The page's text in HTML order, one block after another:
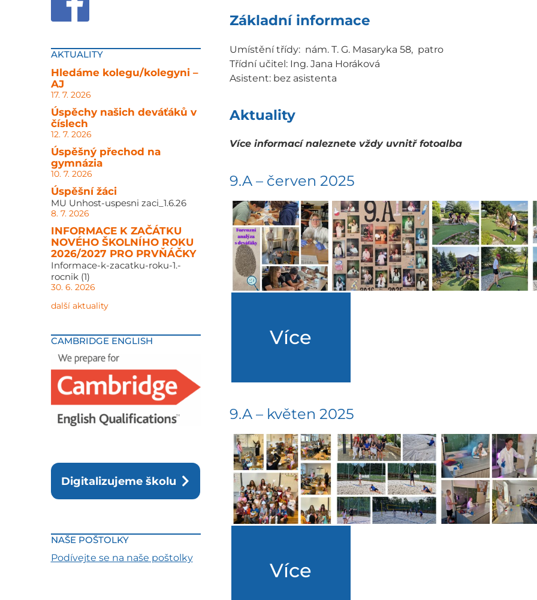
AKTUALITY
Hledáme kolegu/kolegyni –
AJ
17. 7. 2026
Úspěchy našich deváťáků v
číslech
12. 7. 2026
Úspěšný přechod na
gymnázia
10. 7. 2026
Úspěšní žáci
MU Unhost-uspesni zaci_1.6.26
8. 7. 2026
INFORMACE K ZAČÁTKU
NOVÉHO ŠKOLNÍHO ROKU
2026/2027 PRO PRVŇÁČKY
Informace-k-zacatku-roku-1.-
rocnik (1)
30. 6. 2026
další aktuality
CAMBRIDGE ENGLISH
Digitalizujeme školu
NAŠE POŠTOLKY
Podívejte se na naše poštolky
Základní informace
Umístění třídy: nám. T. G. Masaryka 58, patro
Třídní učitel: Ing. Jana Horáková
Asistent: bez asistenta
Aktuality
Více informací naleznete vždy uvnitř fotoalba
9.A – červen 2025
Více
9.A – květen 2025
Více